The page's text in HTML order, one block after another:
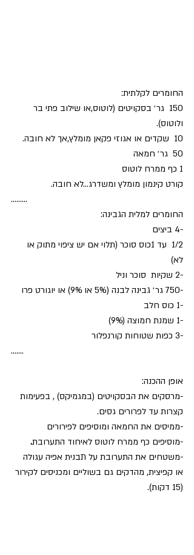
החומרים לקלתית:
150  גר׳ בסקויטים (לוטוס,או שילוב פתי בר
ולוטוס).
10  שקדים או אגוזי פקאן מומלץ,אך לא חובה.
50  גר׳ חמאה
1 כף ממרח לוטוס
קורט קינמון מומלץ ומשדרג...לא חובה.
.........
החומרים למלית הגבינה:
-4 ביצים
1/2  עד 1כוס סוכר (תלוי אם יש ציפוי מתוק או
לא)
-2 שקיות  סוכר וניל
-750 גר׳ גבינה לבנה (5% או 9%) או יוגורט פרו
-1 כוס חלב
-1 שמנת חמוצה (9%)
-3 כפות שטוחות קורנפלור
.......
אופן ההכנה:
-מרסקים את הבסקויטים (במגמיקס) , בפעימות
קצרות עד לפרורים גסים.
-ממיסים את החמאה ומוסיפים לפירורים
-מוסיפים כף ממרח לוטוס לאיחוד התערובת.
-משטחים את התערובת על תבנית אפיה עגולה
או קפיצית, מהדקים גם בשוליים ומכניסים לקירור
(15 דקות).